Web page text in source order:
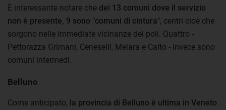
È interessante notare che dei 13 comuni dove il servizio
non è presente, 9 sono "comuni di cintura", centri cioè che
sorgono nelle immediate vicinanze dei poli. Quattro -
Pettorazza Grimani, Ceneselli, Melara e Calto - invece sono
comuni intermedi.
Belluno
Come anticipato, la provincia di Belluno è ultima in Veneto